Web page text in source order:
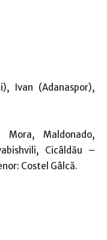
Ivan (Adanaspor),
Mora, Maldonado,
Cicâldău –
Costel Gâlcă.